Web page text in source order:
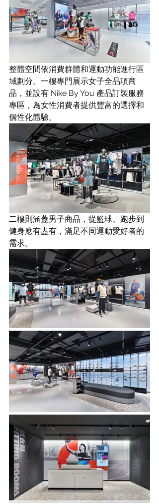
整體空間依消費群體和運動功能進行區
域劃分。一樓專門展示女子全品項商
品，並設有 Nike By You 產品訂製服務
專區，為女性消費者提供豐富的選擇和
個性化體驗。
二樓則涵蓋男子商品，從籃球、跑步到
健身應有盡有，滿足不同運動愛好者的
需求。